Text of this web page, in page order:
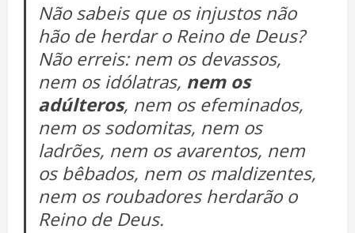
Não sabeis que os injustos não
hão de herdar o Reino de Deus?
Não erreis: nem os devassos,
nem os idólatras, nem os
adúlteros, nem os efeminados,
nem os sodomitas, nem os
ladrões, nem os avarentos, nem
os bêbados, nem os maldizentes,
nem os roubadores herdarão o
Reino de Deus.